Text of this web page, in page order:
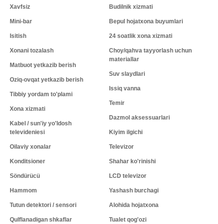
Xavfsiz
Mini-bar
Isitish
Xonani tozalash
Matbuot yetkazib berish
Oziq-ovqat yetkazib berish
Tibbiy yordam to'plami
Xona xizmati
Kabel / sun'iy yo'ldosh
televideniesi
Oilaviy xonalar
Konditsioner
Söndürücü
Hammom
Tutun detektori / sensori
Qulflanadigan shkaflar
Budilnik xizmati
Bepul hojatxona buyumlari
24 soatlik xona xizmati
Choy/qahva tayyorlash uchun
materiallar
Suv slaydlari
Issiq vanna
Temir
Dazmol aksessuarlari
Kiyim ilgichi
Televizor
Shahar ko'rinishi
LCD televizor
Yashash burchagi
Alohida hojatxona
Tualet qog'ozi